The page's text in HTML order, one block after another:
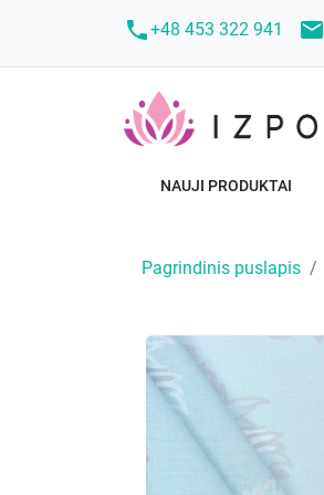
call+48 453 322 941 mail
NAUJI PRODUKTAI
Pagrindinis puslapis